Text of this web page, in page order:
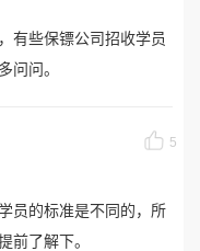
有些保镖公司招收学员
问问。
5
员的标准是不同的，所
前了解下。